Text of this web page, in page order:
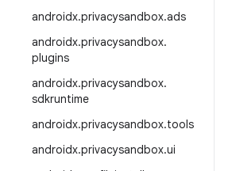
androidx.privacysandbox.ads
androidx.privacysandbox.
plugins
androidx.privacysandbox.
sdkruntime
androidx.privacysandbox.tools
androidx.privacysandbox.ui